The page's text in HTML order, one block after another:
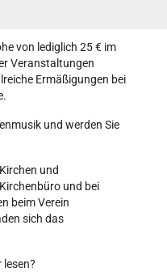
von lediglich 25 € im
Veranstaltungen
Ermäßigungen bei
und werden Sie
und
und bei
beim Verein
sich das
lesen?